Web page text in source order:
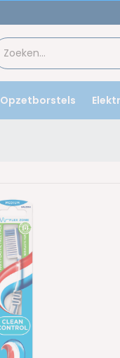
Opzetborstels